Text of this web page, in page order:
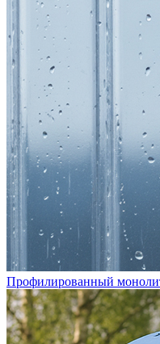
Профилированный